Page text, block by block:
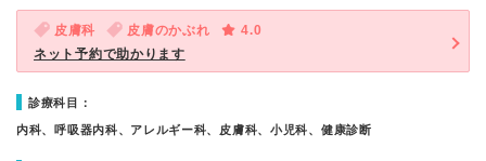
皮膚科 皮膚のかぶれ
4.0
ネット予約で助かります
診療科目：
内科、呼吸器内科、アレルギー科、皮膚科、小児科、健康診断